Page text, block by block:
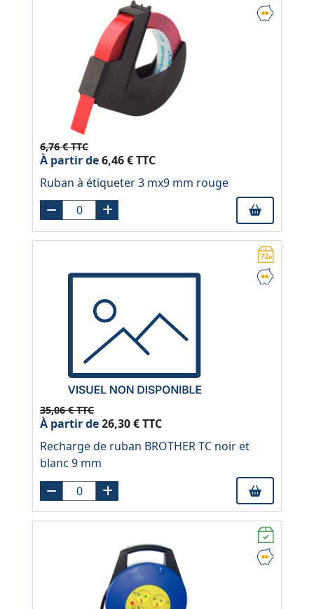
6,76 € TTC
À partir de6,46 € TTC
Ruban à étiqueter 3 mx9 mm rouge
35,06 € TTC
À partir de26,30 € TTC
Recharge de ruban BROTHER TC noir et
blanc 9 mm